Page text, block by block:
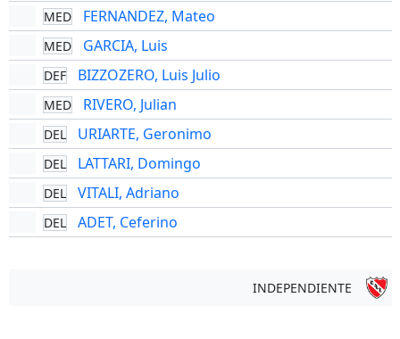
MED FERNANDEZ, Mateo
MED GARCIA, Luis
DEF BIZZOZERO, Luis Julio
MED RIVERO, Julian
DEL URIARTE, Geronimo
DEL LATTARI, Domingo
DEL VITALI, Adriano
DEL ADET, Ceferino
INDEPENDIENTE